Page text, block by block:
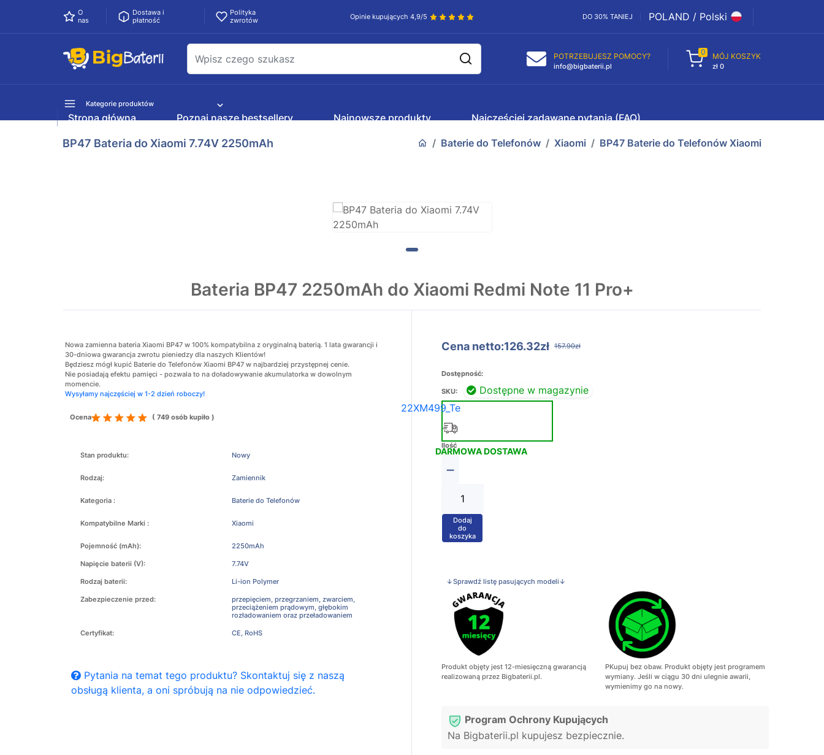
O
nas
Dostawa i
płatność
Polityka
zwrotów
Opinie kupujących 4,9/5 DO 30% TANIEJ POLAND / Polski
POTRZEBUJESZ POMOCY?
info@bigbaterii.pl
0 MÓJ KOSZYK
zł 0
Kategorie produktów
Strona główna Poznaj nasze bestsellery Najnowsze produkty Najczęściej zadawane pytania (FAQ)
BP47 Bateria do Xiaomi 7.74V 2250mAh Baterie do Telefonów Xiaomi BP47 Baterie do Telefonów Xiaomi
Bateria BP47 2250mAh do Xiaomi Redmi Note 11 Pro+
Nowa zamienna bateria Xiaomi BP47 w 100% kompatybilna z oryginalną baterią. 1 lata gwarancji i
30-dniowa gwarancja zwrotu pieniedzy dla naszych Klientów!
Będziesz mógł kupić Baterie do Telefonów Xiaomi BP47 w najbardziej przystępnej cenie.
Nie posiadają efektu pamięci - pozwala to na doładowywanie akumulatorka w dowolnym
momencie.
Wysyłamy najczęściej w 1-2 dzień roboczy!
Ocena ( 749 osób kupiło )
Stan produktu: Nowy
Rodzaj: Zamiennik
Kategoria : Baterie do Telefonów
Kompatybilne Marki : Xiaomi
Pojemność (mAh): 2250mAh
Napięcie baterii (V): 7.74V
Rodzaj baterii: Li-ion Polymer
Zabezpieczenie przed:
przepięciem, przegrzaniem, zwarciem,
przeciążeniem prądowym, głębokim
rozładowaniem oraz przeładowaniem
Certyfikat: CE, RoHS
Pytania na temat tego produktu? Skontaktuj się z naszą
obsługą klienta, a oni spróbują na nie odpowiedzieć.
Cena netto:126.32zł 157.90zł
Dostępność:
Dostępne w magazynie
SKU:
22XM499_Te
DARMOWA DOSTAWA
Ilość
−
+
Dodaj
do
koszyka
↓Sprawdź listę pasujących modeli↓
Produkt objęty jest 12-miesięczną gwarancją
realizowaną przez Bigbaterii.pl.
PKupuj bez obaw. Produkt objęty jest programem
wymiany. Jeśli w ciągu 30 dni ulegnie awarii,
wymienimy go na nowy.
Program Ochrony Kupujących
Na Bigbaterii.pl kupujesz bezpiecznie.